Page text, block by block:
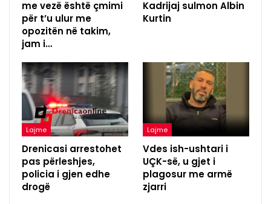
me vezë është çmimi
për t’u ulur me
opozitën në takim,
jam i…
Kadrijaj sulmon Albin
Kurtin
Lajme
Drenicasi arrestohet
pas përleshjes,
policia i gjen edhe
drogë
Lajme
Vdes ish-ushtari i
UÇK-së, u gjet i
plagosur me armë
zjarri